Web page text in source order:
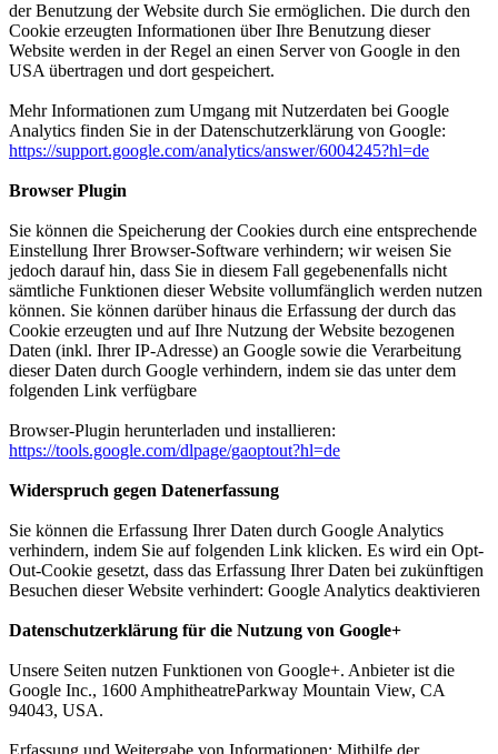
der Benutzung der Website durch Sie ermöglichen. Die durch den
Cookie erzeugten Informationen über Ihre Benutzung dieser
Website werden in der Regel an einen Server von Google in den
USA übertragen und dort gespeichert.
Mehr Informationen zum Umgang mit Nutzerdaten bei Google
Analytics finden Sie in der Datenschutzerklärung von Google:
https://support.google.com/analytics/answer/6004245?hl=de
Browser Plugin
Sie können die Speicherung der Cookies durch eine entsprechende
Einstellung Ihrer Browser-Software verhindern; wir weisen Sie
jedoch darauf hin, dass Sie in diesem Fall gegebenenfalls nicht
sämtliche Funktionen dieser Website vollumfänglich werden nutzen
können. Sie können darüber hinaus die Erfassung der durch das
Cookie erzeugten und auf Ihre Nutzung der Website bezogenen
Daten (inkl. Ihrer IP-Adresse) an Google sowie die Verarbeitung
dieser Daten durch Google verhindern, indem sie das unter dem
folgenden Link verfügbare
Browser-Plugin herunterladen und installieren:
https://tools.google.com/dlpage/gaoptout?hl=de
Widerspruch gegen Datenerfassung
Sie können die Erfassung Ihrer Daten durch Google Analytics
verhindern, indem Sie auf folgenden Link klicken. Es wird ein Opt-
Out-Cookie gesetzt, dass das Erfassung Ihrer Daten bei zukünftigen
Besuchen dieser Website verhindert: Google Analytics deaktivieren
Datenschutzerklärung für die Nutzung von Google+
Unsere Seiten nutzen Funktionen von Google+. Anbieter ist die
Google Inc., 1600 AmphitheatreParkway Mountain View, CA
94043, USA.
Erfassung und Weitergabe von Informationen: Mithilfe der